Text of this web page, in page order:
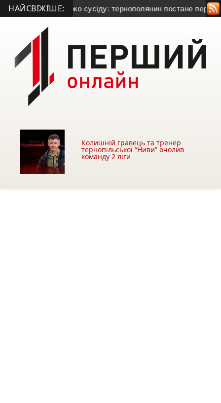
НАЙСВІЖІШЕ:
підлітку та в око сусіду: тернополянин постане перед
Колишній гравець та тренер
тернопільської “Ниви” очолив
команду 2 ліги